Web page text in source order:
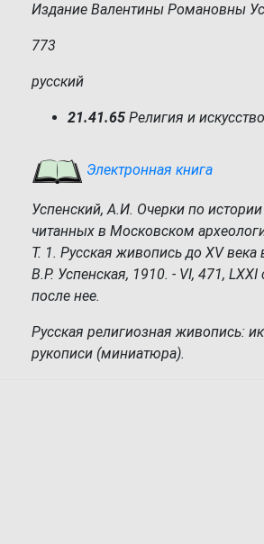
Издание Валентины Романовны
773
русский
21.41.65 Религия и искусство
Электронная книга
Успенский, А.И. Очерки по
читанных в Московском
Т. 1. Русская живопись до XV
В.Р. Успенская, 1910. - VI, 471,
после нее.
Русская религиозная живопись:
рукописи (миниатюра).